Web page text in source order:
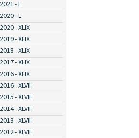
2021 - L
2020 - L
2020 - XLIX
2019 - XLIX
2018 - XLIX
2017 - XLIX
2016 - XLIX
2016 - XLVIII
2015 - XLVIII
2014 - XLVIII
2013 - XLVIII
2012 - XLVIII